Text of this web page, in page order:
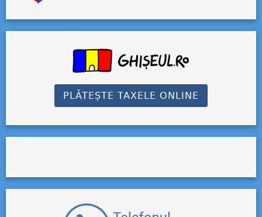
PLĂTEȘTE TAXELE ONLINE